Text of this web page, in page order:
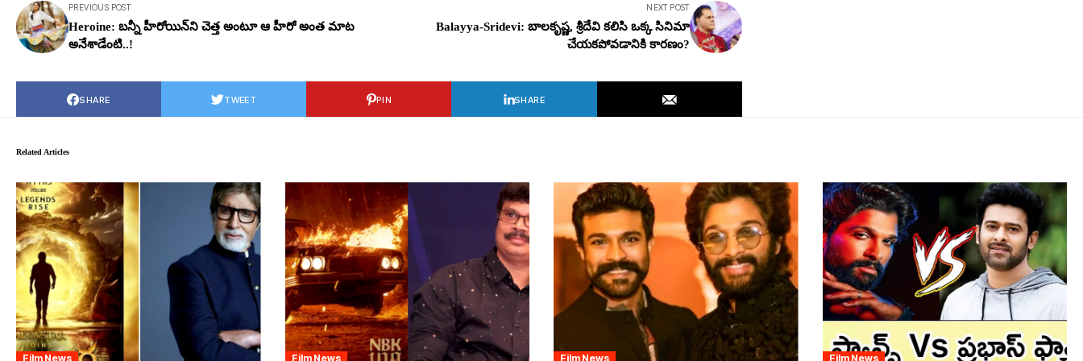
PREVIOUS POST
Heroine: బన్నీ హీరోయిన్‌ని చెత్త అంటూ ఆ హీరో అంత మాట
అనేశాడేంటి..!
NEXT POST
Balayya-Sridevi: బాల‌కృష్ణ‌, శ్రీదేవి క‌లిసి ఒక్క సినిమా
చేయ‌క‌పోవ‌డానికి కార‌ణం?
SHARE TWEET PIN SHARE
Related Articles
Film News Film News Film News Film News